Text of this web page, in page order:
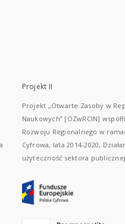
Projekt II
Projekt „Otwarte Zasoby w
Naukowych” [OZwRCIN]
Rozwoju Regionalnego w
Cyfrowa, lata 2014-2020,
użyteczność sektora